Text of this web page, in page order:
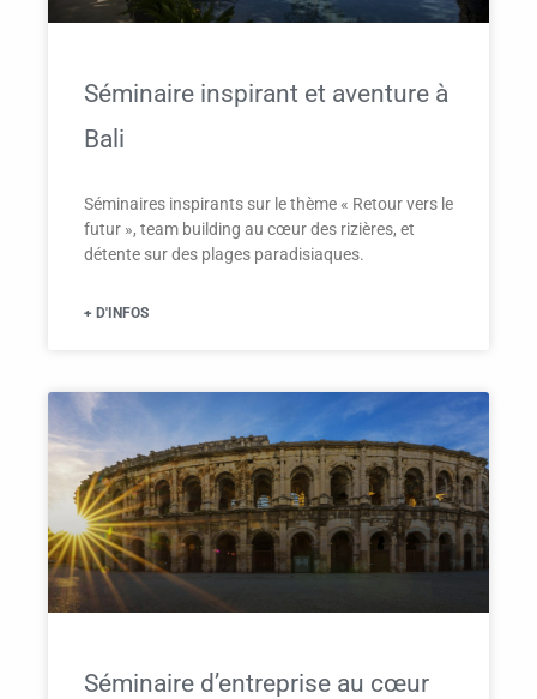
Séminaire inspirant et aventure à
Bali
Séminaires inspirants sur le thème « Retour vers le
futur », team building au cœur des rizières, et
détente sur des plages paradisiaques.
+ D'INFOS
Séminaire d’entreprise au cœur